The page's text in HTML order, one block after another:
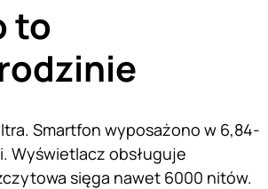
to
Smartfon wyposażono w 6,84-
Wyświetlacz obsługuje
sięga nawet 6000 nitów.